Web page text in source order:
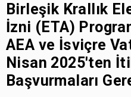
Birleşik Krallık
İzni (ETA)
AEA ve İsviçre
Nisan 2025'ten
Başvurmaları